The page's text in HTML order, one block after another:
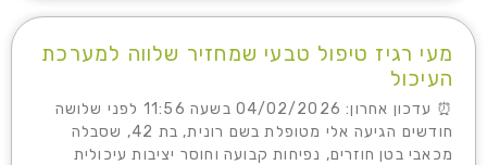
מעי רגיז טיפול טבעי שמחזיר שלווה למערכת
העיכול
⏰ עדכון אחרון: 04/02/2026 בשעה 11:56 לפני שלושה
חודשים הגיעה אלי מטופלת בשם רונית, בת 42, שסבלה
מכאבי בטן חוזרים, נפיחות קבועה וחוסר יציבות עיכולית